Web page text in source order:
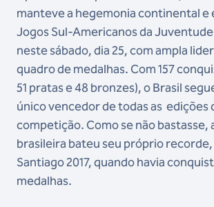
manteve a hegemonia continental e
Jogos Sul-Americanos da Juventude
neste sábado, dia 25, com ampla
quadro de medalhas. Com 157
51 pratas e 48 bronzes), o Brasil
único vencedor de todas as edições
competição. Como se não bastasse,
brasileira bateu seu próprio
Santiago 2017, quando havia
medalhas.